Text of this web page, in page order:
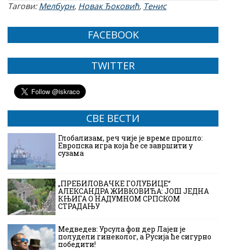
Тагови:Мелбурн, Новак Ђоковић, Тенис
FACEBOOK
TWITTER
СВЕ ВЕСТИ
Глобализам, реч чије је време прошло:
Европска игра која ће се завршити у
сузама
„ПРЕБИЛОВАЧКЕ ГОЛУБИЦЕ“
АЛЕКСАНДРА ЖИВКОВИЋА: ЈОШ ЈЕДНА
КЊИГА О НАДУМНОМ СРПСКОМ
СТРАДАЊУ
Медведев: Урсула фон дер Лајен је
полудели гинеколог, а Русија ће сигурно
победити!